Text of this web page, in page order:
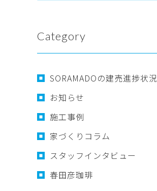
Category
SORAMADOの建売進捗状況
お知らせ
施工事例
家づくりコラム
スタッフインタビュー
春田彦珈琲